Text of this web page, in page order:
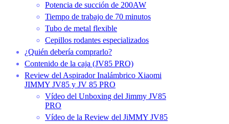
Potencia de succión de 200AW
Tiempo de trabajo de 70 minutos
Tubo de metal flexible
Cepillos rodantes especializados
¿Quién debería comprarlo?
Contenido de la caja (JV85 PRO)
Review del Aspirador Inalámbrico Xiaomi
JIMMY JV85 y JV 85 PRO
Vídeo del Unboxing del Jimmy JV85
PRO
Vídeo de la Review del JiMMY JV85